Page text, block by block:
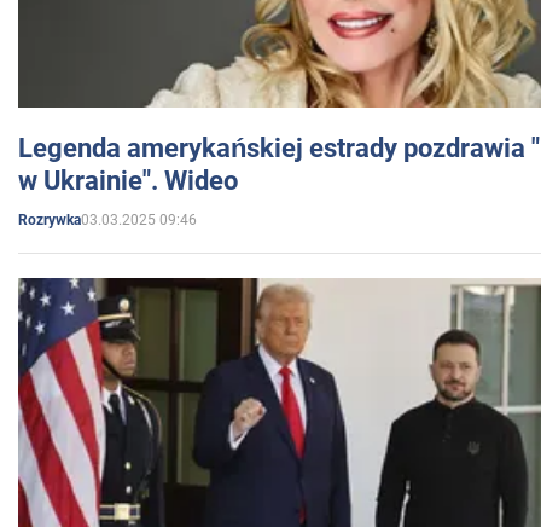
Legenda amerykańskiej estrady pozdrawia
w Ukrainie". Wideo
Rozrywka03.03.2025 09:46